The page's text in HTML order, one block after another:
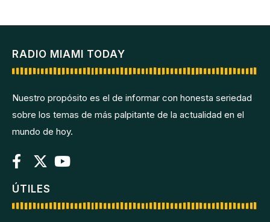
RADIO MIAMI TODAY
Nuestro propósito es el de informar con honesta seriedad
sobre los temas de más palpitante de la actualidad en el
mundo de hoy.
ÚTILES